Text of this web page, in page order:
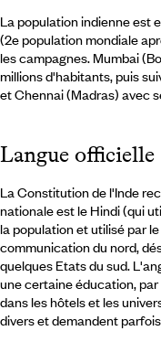
La population indienne est
(2e population mondiale
les campagnes. Mumbai
millions d'habitants, puis
et Chennai (Madras) avec
Langue officielle
La Constitution de l'Inde
nationale est le Hindi (qui
la population et utilisé par
communication du nord,
quelques Etats du sud.
une certaine éducation,
dans les hôtels et les
divers et demandent